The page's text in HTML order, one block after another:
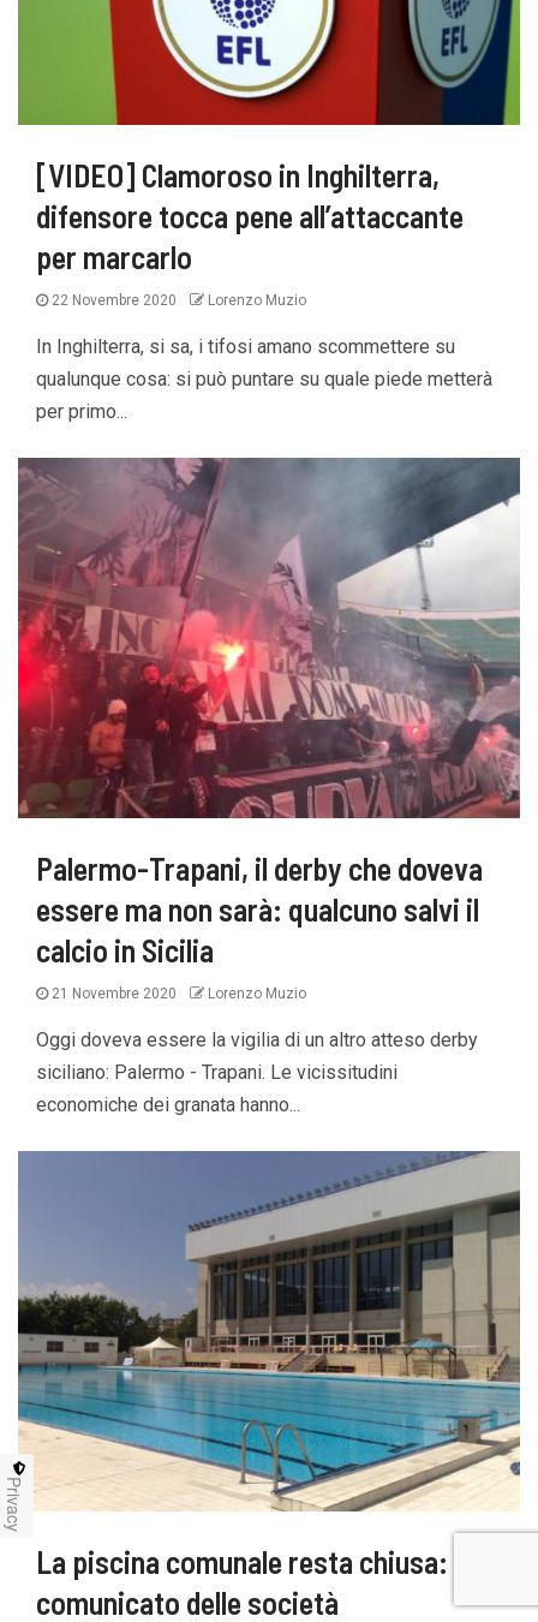
[VIDEO] Clamoroso in Inghilterra,
difensore tocca pene all’attaccante
per marcarlo
22 Novembre 2020 Lorenzo Muzio
In Inghilterra, si sa, i tifosi amano scommettere su
qualunque cosa: si può puntare su quale piede metterà
per primo...
Palermo-Trapani, il derby che doveva
essere ma non sarà: qualcuno salvi il
calcio in Sicilia
21 Novembre 2020 Lorenzo Muzio
Oggi doveva essere la vigilia di un altro atteso derby
siciliano: Palermo - Trapani. Le vicissitudini
economiche dei granata hanno...
La piscina comunale resta chiusa: il
comunicato delle società
Privacy